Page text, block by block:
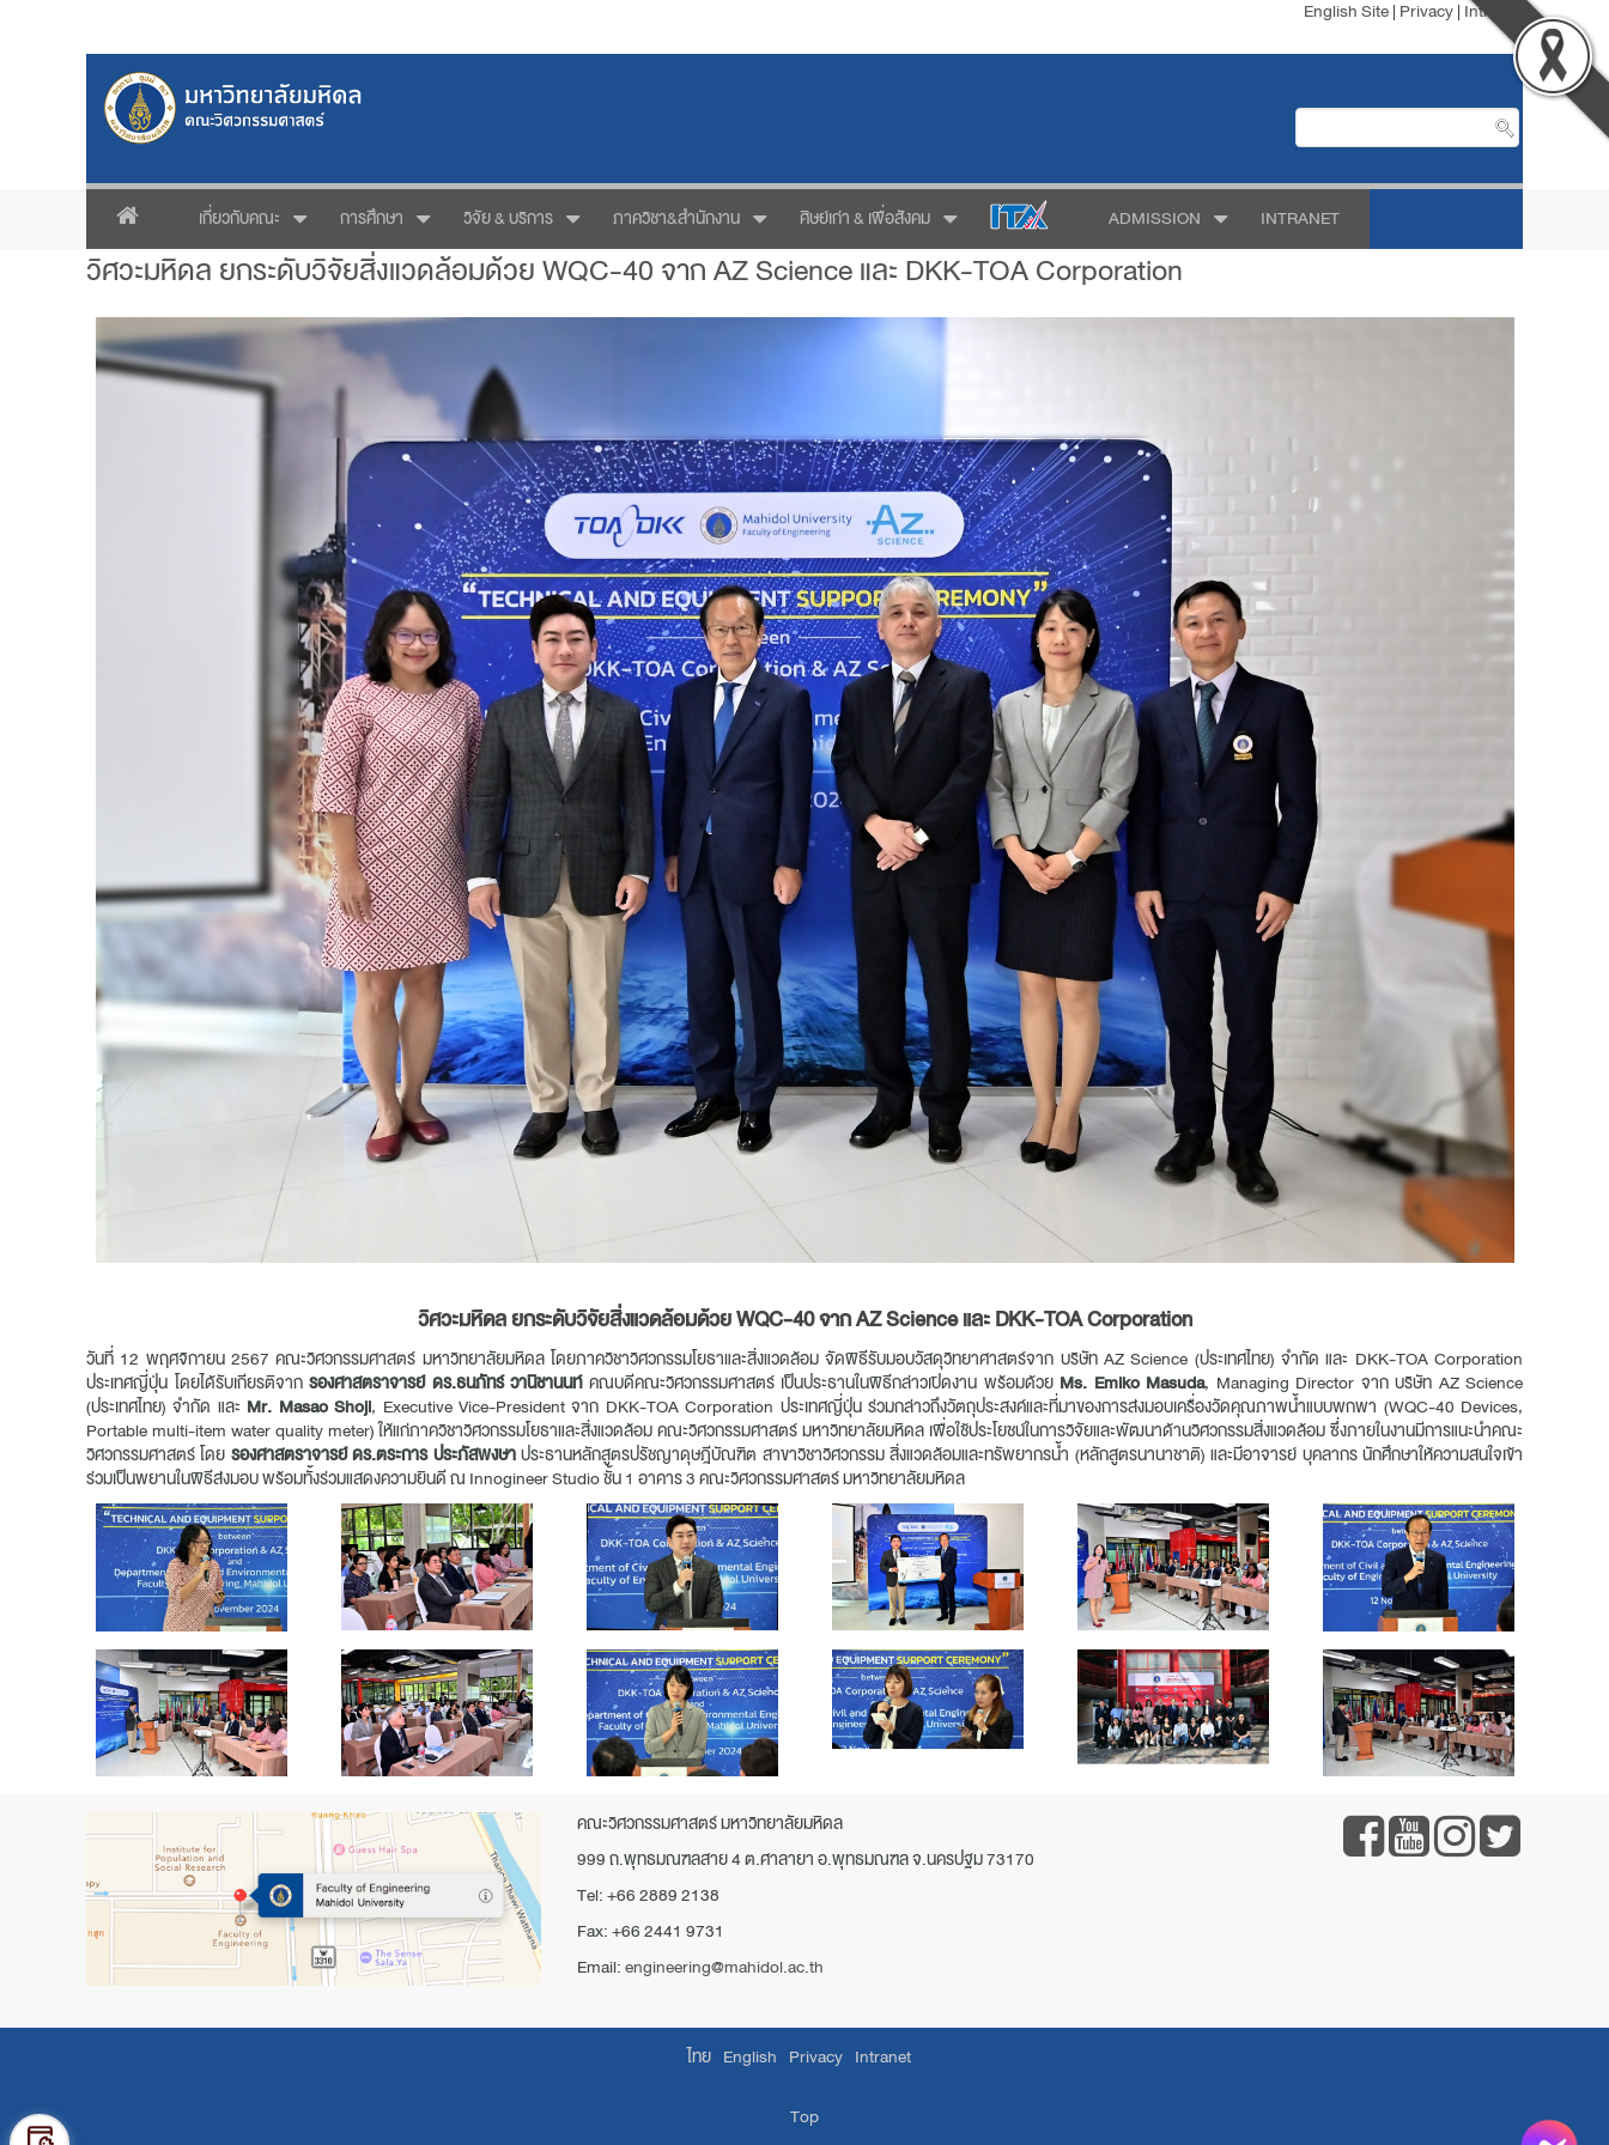
English Site| Privacy| Intranet
เกี่ยวกับคณะ การศึกษา วิจัย & บริการ ภาควิชา&สำนักงาน ศิษย์เก่า & เพื่อสังคม ADMISSION INTRANET
วิศวะมหิดล ยกระดับวิจัยสิ่งแวดล้อมด้วย WQC-40 จาก AZ Science และ DKK-TOA Corporation
วิศวะมหิดล ยกระดับวิจัยสิ่งแวดล้อมด้วย WQC-40 จาก AZ Science และ DKK-TOA Corporation
วันที่ 12 พฤศจิกายน 2567 คณะวิศวกรรมศาสตร์ มหาวิทยาลัยมหิดล โดยภาควิชาวิศวกรรมโยธาและสิ่งแวดล้อม จัดพิธีรับมอบวัสดุวิทยาศาสตร์จาก บริษัท AZ Science (ประเทศไทย) จำกัด และ DKK-TOA Corporation
ประเทศญี่ปุ่น โดยได้รับเกียรติจาก รองศาสตราจารย์ ดร.ธนภัทร์ วานิชานนท์คณบดีคณะวิศวกรรมศาสตร์ เป็นประธานในพิธีกล่าวเปิดงาน พร้อมด้วย Ms. Emiko Masuda, Managing Director จาก บริษัท AZ Science
(ประเทศไทย) จำกัด และ Mr. Masao Shoji, Executive Vice-President จาก DKK-TOA Corporation ประเทศญี่ปุ่น ร่วมกล่าวถึงวัตถุประสงค์และที่มาของการส่งมอบเครื่องวัดคุณภาพน้ำแบบพกพา (WQC-40 Devices,
Portable multi-item water quality meter) ให้แก่ภาควิชาวิศวกรรมโยธาและสิ่งแวดล้อม คณะวิศวกรรมศาสตร์ มหาวิทยาลัยมหิดล เพื่อใช้ประโยชน์ในการวิจัยและพัฒนาด้านวิศวกรรมสิ่งแวดล้อม ซึ่งภายในงานมีการแนะนำคณะ
วิศวกรรมศาสตร์ โดย รองศาสตราจารย์ ดร.ตระการ ประภัสพงษาประธานหลักสูตรปรัชญาดุษฎีบัณฑิต สาขาวิชาวิศวกรรม สิ่งแวดล้อมและทรัพยากรน้ำ (หลักสูตรนานาชาติ) และมีอาจารย์ บุคลากร นักศึกษาให้ความสนใจเข้า
ร่วมเป็นพยานในพิธีส่งมอบ พร้อมทั้งร่วมแสดงความยินดี ณ Innogineer Studio ชั้น 1 อาคาร 3 คณะวิศวกรรมศาสตร์ มหาวิทยาลัยมหิดล
คณะวิศวกรรมศาสตร์ มหาวิทยาลัยมหิดล
999 ถ.พุทธมณฑลสาย 4 ต.ศาลายา อ.พุทธมณฑล จ.นครปฐม 73170
Tel: +66 2889 2138
Fax: +66 2441 9731
Email:engineering@mahidol.ac.th
ไทย English Privacy Intranet
Top